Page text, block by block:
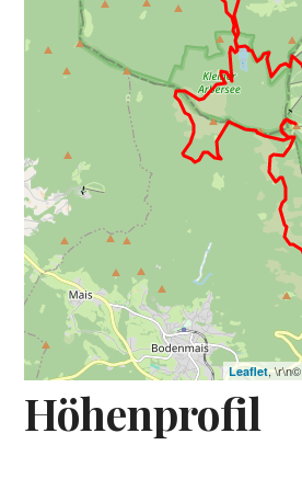
Leaflet, \r\n©
Höhenprofil